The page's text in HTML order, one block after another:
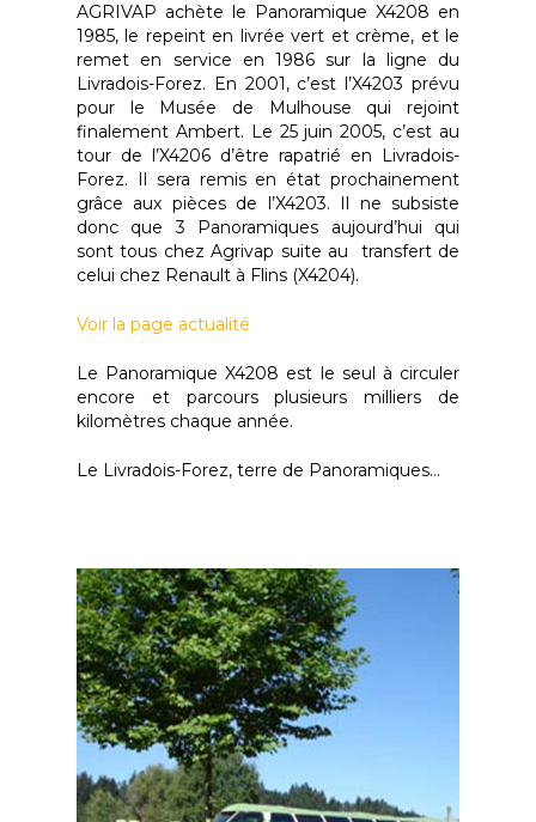
AGRIVAP achète le Panoramique X4208 en
1985, le repeint en livrée vert et crème, et le
remet en service en 1986 sur la ligne du
Livradois-Forez. En 2001, c’est l’X4203 prévu
pour le Musée de Mulhouse qui rejoint
finalement Ambert. Le 25 juin 2005, c’est au
tour de l’X4206 d’être rapatrié en Livradois-
Forez. Il sera remis en état prochainement
grâce aux pièces de l’X4203. Il ne subsiste
donc que 3 Panoramiques aujourd’hui qui
sont tous chez Agrivap suite au transfert de
celui chez Renault à Flins (X4204).
Voir la page actualité
Le Panoramique X4208 est le seul à circuler
encore et parcours plusieurs milliers de
kilomètres chaque année.
Le Livradois-Forez, terre de Panoramiques…